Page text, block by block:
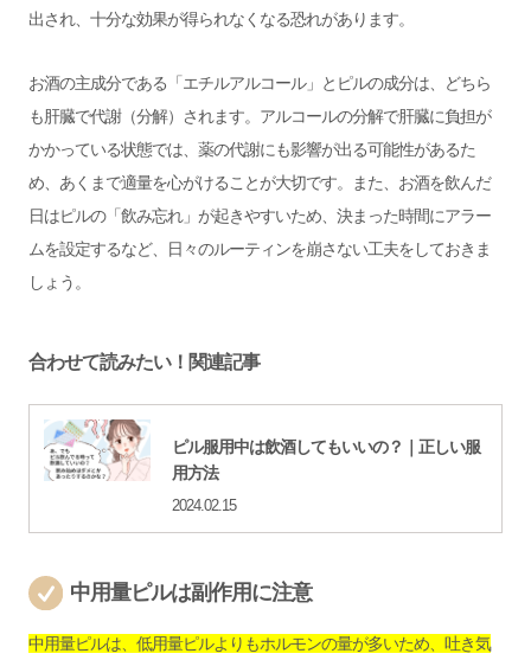
出され、十分な効果が得られなくなる恐れがあります。
お酒の主成分である「エチルアルコール」とピルの成分は、どちら
も肝臓で代謝（分解）されます。アルコールの分解で肝臓に負担が
かかっている状態では、薬の代謝にも影響が出る可能性があるた
め、あくまで適量を心がけることが大切です。また、お酒を飲んだ
日はピルの「飲み忘れ」が起きやすいため、決まった時間にアラー
ムを設定するなど、日々のルーティンを崩さない工夫をしておきま
しょう。
合わせて読みたい！関連記事
ピル服用中は飲酒してもいいの？｜正しい服
用方法
2024.02.15
中用量ピルは副作用に注意
中用量ピルは、低用量ピルよりもホルモンの量が多いため、吐き気